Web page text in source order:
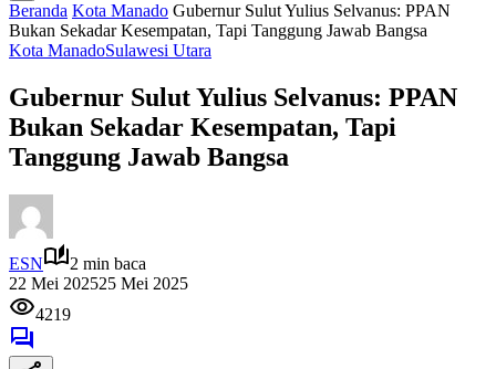
Beranda Kota Manado Gubernur Sulut Yulius Selvanus: PPAN
Bukan Sekadar Kesempatan, Tapi Tanggung Jawab Bangsa
Kota ManadoSulawesi Utara
Gubernur Sulut Yulius Selvanus: PPAN
Bukan Sekadar Kesempatan, Tapi
Tanggung Jawab Bangsa
ESN
2 min baca
22 Mei 202525 Mei 2025
4219